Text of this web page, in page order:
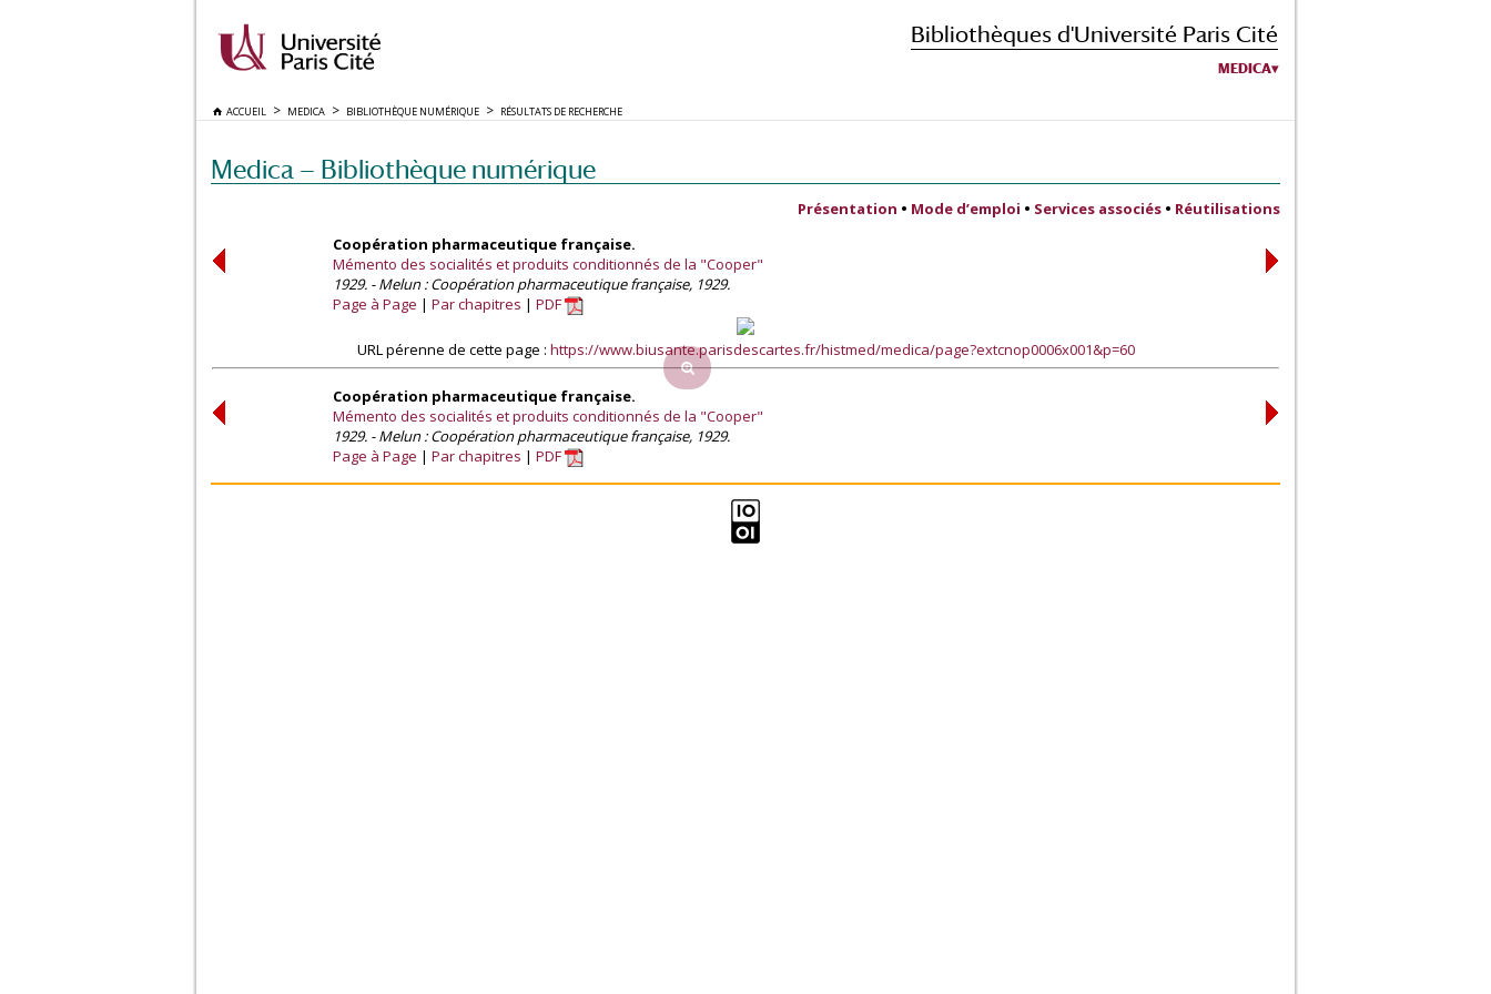
Bibliothèques d'Université Paris Cité
MEDICA
ACCUEIL MEDICA BIBLIOTHÈQUE NUMÉRIQUE RÉSULTATS DE RECHERCHE
Medica — Bibliothèque numérique
Présentation • Mode d’emploi • Services associés • Réutilisations
Coopération pharmaceutique française.
Mémento des socialités et produits conditionnés de la "Cooper"
1929. - Melun : Coopération pharmaceutique française, 1929.
Page à Page
Par chapitres PDF
URL pérenne de cette page : https://www.biusante.parisdescartes.fr/histmed/medica/page?extcnop0006x001&p=60
Coopération pharmaceutique française.
Mémento des socialités et produits conditionnés de la "Cooper"
1929. - Melun : Coopération pharmaceutique française, 1929.
Page à Page
Par chapitres PDF